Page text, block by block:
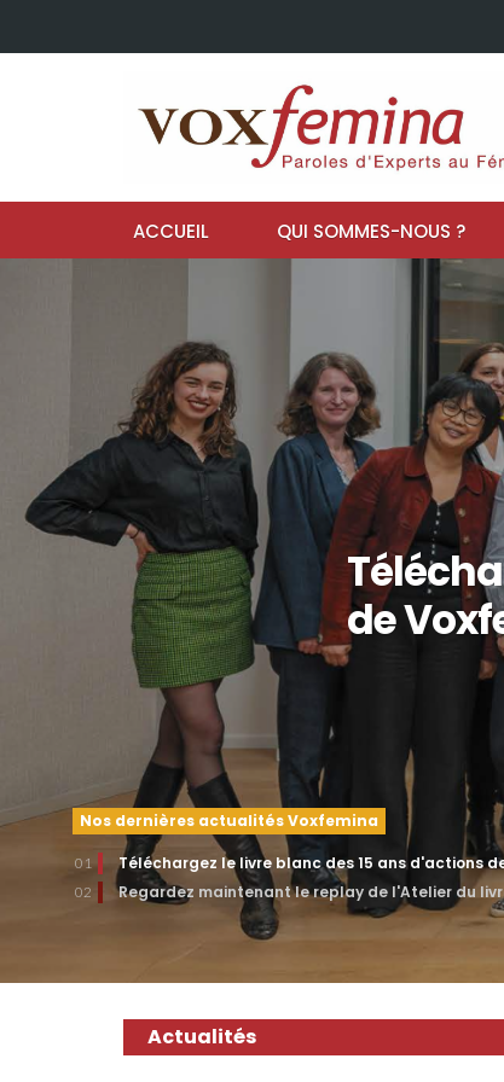
ACCUEIL QUI SOMMES-NOUS ?
de
Nos dernières actualités Voxfemina
01 Téléchargez le livre blanc des 15 ans d'actions
02 Regardez maintenant le replay de l'Atelier du
Actualités